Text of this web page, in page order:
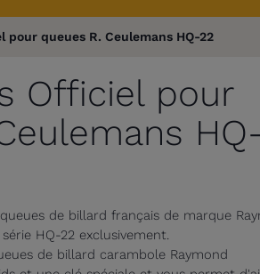
pour queues R. Ceulemans HQ-22
Officiel pour
de billard français de marque
HQ-22 exclusivement.
de billard carambole Raymond